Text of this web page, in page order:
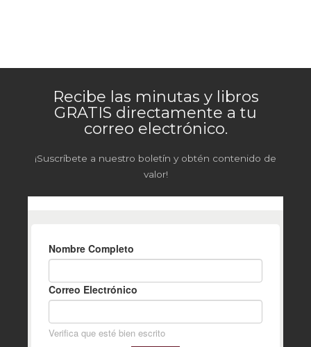
Recibe las minutas y libros
GRATIS directamente a tu
correo electrónico.
¡Suscríbete a nuestro boletín y obtén contenido de
valor!